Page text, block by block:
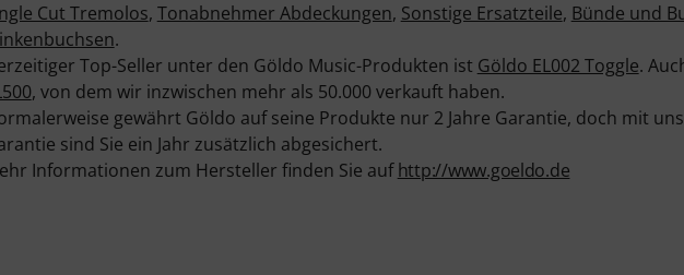
Cut Tremolos, Tonabnehmer Abdeckungen, Sonstige Ersatzteile, Bünde und
.
Top-Seller unter den Göldo Music-Produkten ist Göldo EL002 Toggle.
, von dem wir inzwischen mehr als 50.000 verkauft haben.
gewährt Göldo auf seine Produkte nur 2 Jahre Garantie, doch mit
sind Sie ein Jahr zusätzlich abgesichert.
Informationen zum Hersteller finden Sie aufhttp://www.goeldo.de